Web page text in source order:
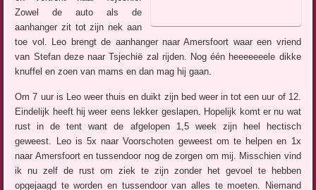
Zowel de auto als de
aanhanger zit tot zijn nek aan
toe vol. Leo brengt de aanhanger naar Amersfoort waar een vriend
van Stefan deze naar Tsjechië zal rijden. Nog één heeeeeeele dikke
knuffel en zoen van mams en dan mag hij gaan.
Om 7 uur is Leo weer thuis en duikt zijn bed weer in tot een uur of 12.
Eindelijk heeft hij weer eens lekker geslapen. Hopelijk komt er nu wat
rust in de tent want de afgelopen 1,5 week zijn heel hectisch
geweest. Leo is 5x naar Voorschoten geweest om te helpen en 1x
naar Amersfoort en tussendoor nog de zorgen om mij. Misschien vind
ik nu zelf de rust om ziek te zijn zonder het gevoel te hebben
opgejaagd te worden en tussendoor van alles te moeten. Niemand